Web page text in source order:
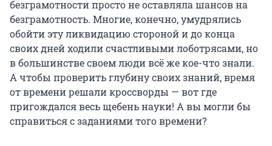
безграмотности просто не оставляла шансов на
безграмотность. Многие, конечно, умудрялись
обойти эту ликвидацию стороной и до конца
своих дней ходили счастливыми лоботрясами, но
в большинстве своем люди всё же кое-что знали.
А чтобы проверить глубину своих знаний, время
от времени решали кроссворды — вот где
пригождался весь щебень науки! А вы могли бы
справиться с заданиями того времени?